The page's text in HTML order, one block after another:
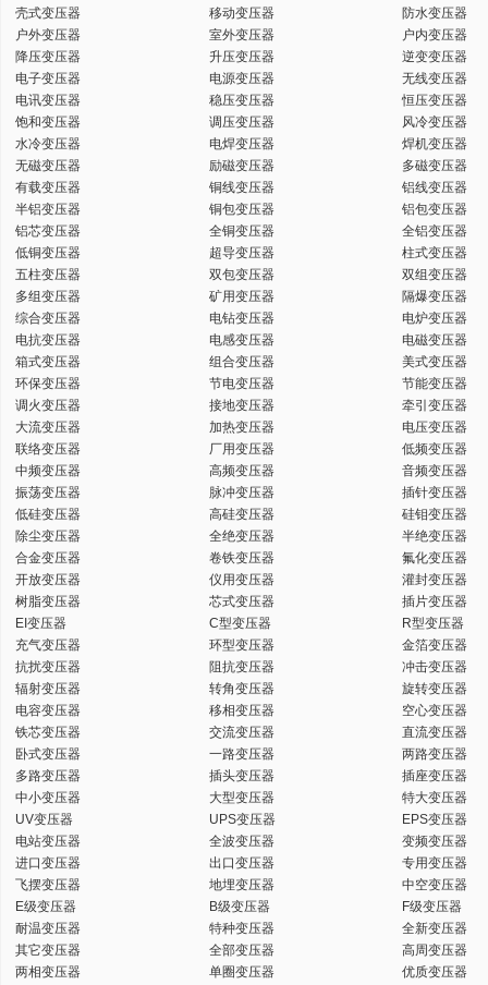
词
壳式变压器
移动变压器
防水变压器
户外变压器
室外变压器
户内变压器
降压变压器
升压变压器
逆变变压器
电子变压器
电源变压器
无线变压器
电讯变压器
稳压变压器
恒压变压器
饱和变压器
调压变压器
风冷变压器
水冷变压器
电焊变压器
焊机变压器
无磁变压器
励磁变压器
多磁变压器
有载变压器
铜线变压器
铝线变压器
半铝变压器
铜包变压器
铝包变压器
铝芯变压器
全铜变压器
全铝变压器
低铜变压器
超导变压器
柱式变压器
五柱变压器
双包变压器
双组变压器
多组变压器
矿用变压器
隔爆变压器
综合变压器
电钻变压器
电炉变压器
电抗变压器
电感变压器
电磁变压器
箱式变压器
组合变压器
美式变压器
环保变压器
节电变压器
节能变压器
调火变压器
接地变压器
牵引变压器
大流变压器
加热变压器
电压变压器
联络变压器
厂用变压器
低频变压器
中频变压器
高频变压器
音频变压器
振荡变压器
脉冲变压器
插针变压器
低硅变压器
高硅变压器
硅钼变压器
除尘变压器
全绝变压器
半绝变压器
合金变压器
卷铁变压器
氟化变压器
开放变压器
仪用变压器
灌封变压器
树脂变压器
芯式变压器
插片变压器
EI变压器
C型变压器
R型变压器
充气变压器
环型变压器
金箔变压器
抗扰变压器
阻抗变压器
冲击变压器
辐射变压器
转角变压器
旋转变压器
电容变压器
移相变压器
空心变压器
铁芯变压器
交流变压器
直流变压器
卧式变压器
一路变压器
两路变压器
多路变压器
插头变压器
插座变压器
中小变压器
大型变压器
特大变压器
UV变压器
UPS变压器
EPS变压器
电站变压器
全波变压器
变频变压器
进口变压器
出口变压器
专用变压器
飞摆变压器
地埋变压器
中空变压器
E级变压器
B级变压器
F级变压器
耐温变压器
特种变压器
全新变压器
其它变压器
全部变压器
高周变压器
两相变压器
单圈变压器
优质变压器